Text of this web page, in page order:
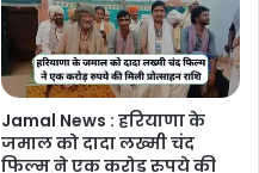
Jamal News : हरियाणा के
जमाल को दादा लख्मी चंद
फिल्म ने एक करोड़ रुपये की